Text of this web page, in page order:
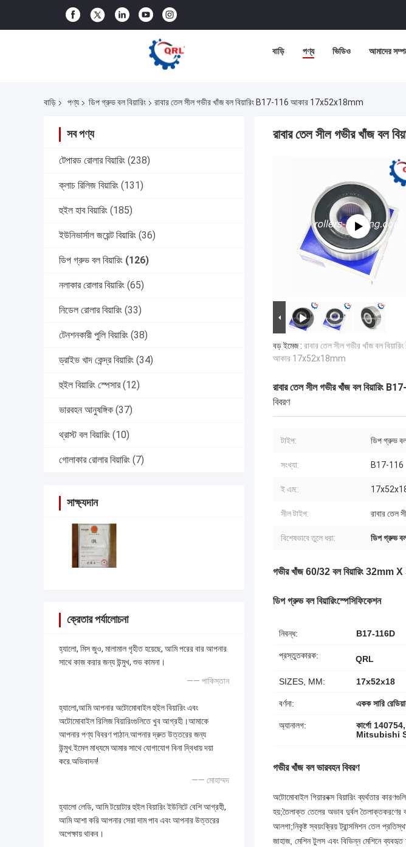
বাড়ি পণ্য ভিডিও আমাদের
বাড়ি পণ্য ডিপ গ্রুভ বল বিয়ারিং রাবার তেল সীল গভীর খাঁজ বল বিয়ারিং B17-116 আকার 17x52x18mm
সব পণ্য
টেপারড রোলার বিয়ারিং (238)
ক্লাচ রিলিজ বিয়ারিং (131)
হুইল হাব বিয়ারিং (185)
ইউনিভার্সাল জয়েন্ট বিয়ারিং (36)
ডিপ গ্রুভ বল বিয়ারিং (126)
নলাকার রোলার বিয়ারিং (65)
নিডেল রোলার বিয়ারিং (33)
টেনশনকারী পুলি বিয়ারিং (38)
ড্রাইভ খাদ কেন্দ্র বিয়ারিং (34)
হুইল বিয়ারিং স্পেসার (12)
ভারবহন আনুষঙ্গিক (37)
থ্রাস্ট বল বিয়ারিং (10)
গোলাকার রোলার বিয়ারিং (7)
সাক্ষ্যদান
ক্রেতার পর্যালোচনা
হ্যালো, মিস জুও, মালামাল গৃহীত হয়েছে, আমি পরের বার আপনার
সাথে কাজ করার জন্য উন্মুখ, শুভ কামনা।
—— পাকিস্তান
হ্যালো,আমি আপনার অটোমোবাইল হুইল বিয়ারিং এবং
অটোমোবাইল রিলিজ বিয়ারিংগুলিতে খুব আগ্রহী।আমাকে
আপনার পণ্য বিবরণ পাঠান.আপনার দ্রুত উত্তরের জন্য
উন্মুখ.ইমেল মাধ্যমে আমার সাথে যোগাযোগ বিনা দ্বিধায় দয়া
করে.অভিবাদন!
—— মোহাম্মদ
হ্যালো লেডি, আমি টয়োটার হুইল বিয়ারিং ইউনিটে বেশি আগ্রহী,
আমি আশা করি আপনার সেরা দাম পাব এবং আপনার উত্তরের
অপেক্ষায় থাকব।
রাবার তেল সীল গভীর খাঁজ
বড় ইমেজ : রাবার তেল সীল গভীর খাঁজ বল
আকার 17x52x18mm
রাবার তেল সীল গভীর খাঁজ বল
বিবরণ
টাইপ: ডিপ গ্রুভ বল
সংখ্যা: B17-116
ই এম::
সীল টাইপ: রাবার তেল
বিশেষভাবে তুলে ধরা: ডিপ গ্রুভ
গভীর খাঁজ 60/32 বল বিয়ারিং
ডিপ গ্রুভ বল বিয়ারিংস্পেসিফিকেশন
নিবন্ধ: B17-116D
প্রস্তুতকারক: QRL
SIZES, MM: 17x52x18
বর্ণনা: একক সারি
অ্যানালগ:
কার্গো
Mitsubishi
গভীর খাঁজ বল ভারবহন বিবরণ
অটোমোবাইল গিয়ারবক্স বিয়ারিং ব্যর্থতার
হয়;তৈলাক্ত তেলের অভাব দুর্বল তৈলাক্তকরণের
আলগা;নিকৃষ্ট স্বয়ংক্রিয় ট্রান্সমিশন তেল
জাহাজ, মেশিন টুলস এবং বিভিন্ন মেশিনে